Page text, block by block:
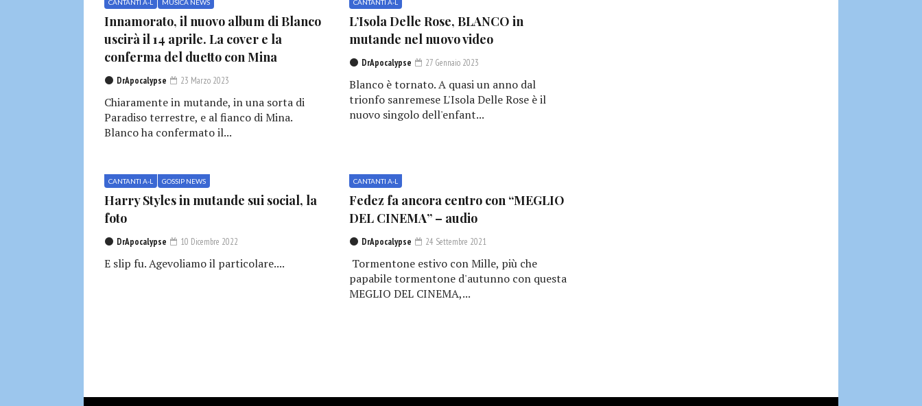
CANTANTI A-L MUSICA NEWS
Innamorato, il nuovo album di Blanco
uscirà il 14 aprile. La cover e la
conferma del duetto con Mina
DrApocalypse 23 Marzo 2023
Chiaramente in mutande, in una sorta di
Paradiso terrestre, e al fianco di Mina.
Blanco ha confermato il...
CANTANTI A-L
L’Isola Delle Rose, BLANCO in
mutande nel nuovo video
DrApocalypse 27 Gennaio 2023
Blanco è tornato. A quasi un anno dal
trionfo sanremese L'Isola Delle Rose è il
nuovo singolo dell'enfant...
CANTANTI A-L GOSSIP NEWS
Harry Styles in mutande sui social, la
foto
DrApocalypse 10 Dicembre 2022
E slip fu. Agevoliamo il particolare....
CANTANTI A-L
Fedez fa ancora centro con “MEGLIO
DEL CINEMA” – audio
DrApocalypse 24 Settembre 2021
Tormentone estivo con Mille, più che
papabile tormentone d'autunno con questa
MEGLIO DEL CINEMA,...